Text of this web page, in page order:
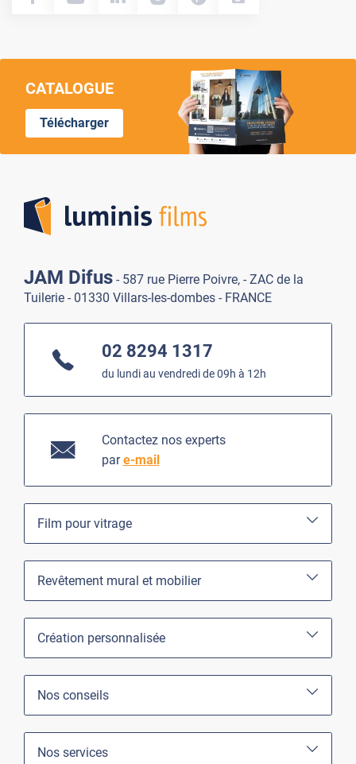
CATALOGUE
Télécharger
JAM Difus - 587 rue Pierre Poivre, - ZAC de la
Tuilerie - 01330 Villars-les-dombes - FRANCE
02 8294 1317
du lundi au vendredi de 09h à 12h
Contactez nos experts
pare-mail
Film pour vitrage
Revêtement mural et mobilier
Création personnalisée
Nos conseils
Nos services